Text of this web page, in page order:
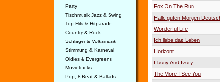
Party
Tischmusik Jazz & Swing
Top Hits & Hitparade
Country & Rock
Schlager & Volksmusik
Stimmung & Karneval
Oldies & Evergreens
Movietracks
Pop, 8-Beat & Ballads
Fox On The Run
Hallo guten Morgen
Wonderful Life
Ich liebe das Leben
Horizont
Ebony And Ivory
The More I See You